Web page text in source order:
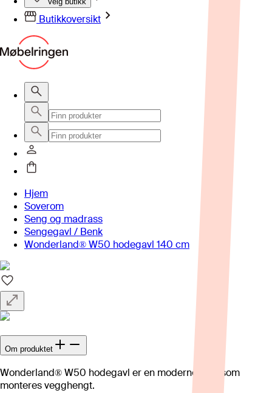
Butikkoversikt
Hjem
Soverom
Seng og madrass
Sengegavl / Benk
Wonderland® W50 hodegavl 140 cm
Om produktet
Wonderland® W50 hodegavl er en moderne gavl som
monteres vegghengt.